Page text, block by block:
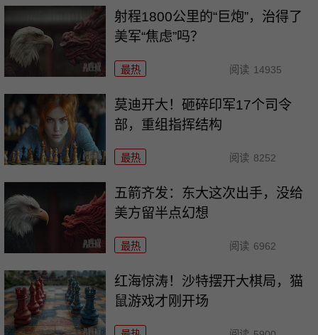
射程1800公里的“巨炮”，治得了
美军“焦虑”吗？
最热 阅读 14935
莫迪开大！砸碎印军17个司令
部，重组指挥结构
最热 阅读 8252
五箭齐发：东大这次出手，没给
美方留半点幻想
最热 阅读 6962
红海惊涛！沙特摆开大棋局，猫
鼠游戏才刚开场